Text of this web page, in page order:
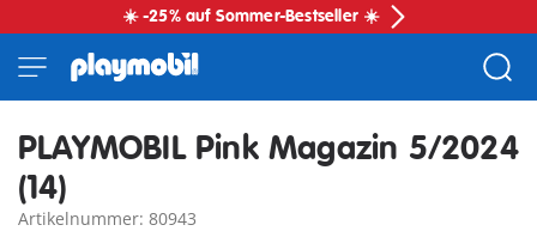
☀️ -25% auf Sommer-Bestseller ☀️
PLAYMOBIL Pink Magazin 5/2024
(14)
Artikelnummer: 80943